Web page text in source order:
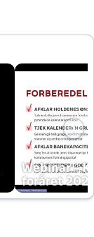
Webinar -
foråret